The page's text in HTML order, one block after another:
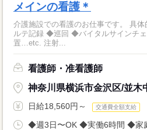
メインの看護＊
介護施設での看護のお仕事です。 具体的には… ◆内服薬の管理 ◆カ
ルテ記録 ◆巡回 ◆バイタルサインチ
置…etc. 注射...
看護師・准看護師
神奈川県横浜市金沢区/並木
日給18,560円～ 交通費全額支給
◆週3日〜OK ◆実働6時間 ◆家